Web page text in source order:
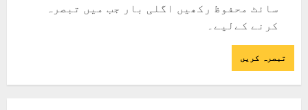
سائٹ محفوظ رکھیں اگلی بار جب میں تبصرہ
کرنے کےلیے۔